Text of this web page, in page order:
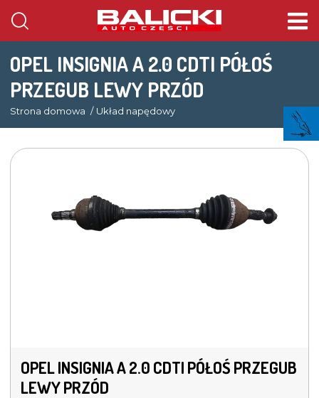
OPEL INSIGNIA A 2.0 CDTI PÓŁOŚ
PRZEGUB LEWY PRZÓD
Strona domowa Układ napędowy
OPEL INSIGNIA A 2.0 CDTI PÓŁOŚ PRZEGUB
LEWY PRZÓD